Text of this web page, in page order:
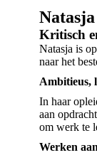
Kritisch
Natasja is
naar het
Ambitieus,
In haar
aan
om werk te
Werken